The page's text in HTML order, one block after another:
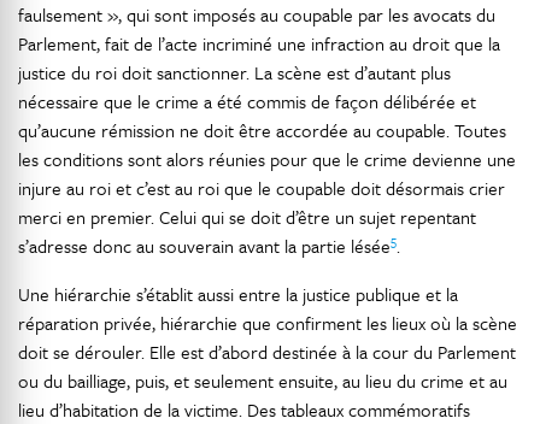
faulsement », qui sont imposés au coupable par les avocats du
Parlement, fait de l’acte incriminé une infraction au droit que la
justice du roi doit sanctionner. La scène est d’autant plus
nécessaire que le crime a été commis de façon délibérée et
qu’aucune rémission ne doit être accordée au coupable. Toutes
les conditions sont alors réunies pour que le crime devienne une
injure au roi et c’est au roi que le coupable doit désormais crier
merci en premier. Celui qui se doit d’être un sujet repentant
s’adresse donc au souverain avant la partie lésée5.
Une hiérarchie s’établit aussi entre la justice publique et la
réparation privée, hiérarchie que confirment les lieux où la scène
doit se dérouler. Elle est d’abord destinée à la cour du Parlement
ou du bailliage, puis, et seulement ensuite, au lieu du crime et au
lieu d’habitation de la victime. Des tableaux commémoratifs